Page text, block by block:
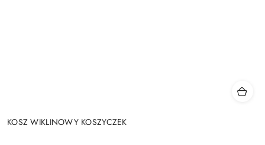
KOSZ WIKLINOWY KOSZYCZEK